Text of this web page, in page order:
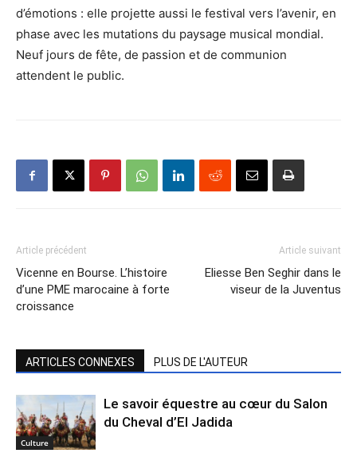
d’émotions : elle projette aussi le festival vers l’avenir, en
phase avec les mutations du paysage musical mondial.
Neuf jours de fête, de passion et de communion
attendent le public.
Article précédent
Vicenne en Bourse. L’histoire
d’une PME marocaine à forte
croissance
Article suivant
Eliesse Ben Seghir dans le
viseur de la Juventus
ARTICLES CONNEXES PLUS DE L'AUTEUR
Culture
Le savoir équestre au cœur du Salon
du Cheval d’El Jadida